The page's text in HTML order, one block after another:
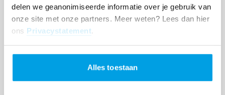
delen we geanonimiseerde informatie over je gebruik van
onze site met onze partners. Meer weten? Lees dan hier
ons Privacystatement.
Alles toestaan